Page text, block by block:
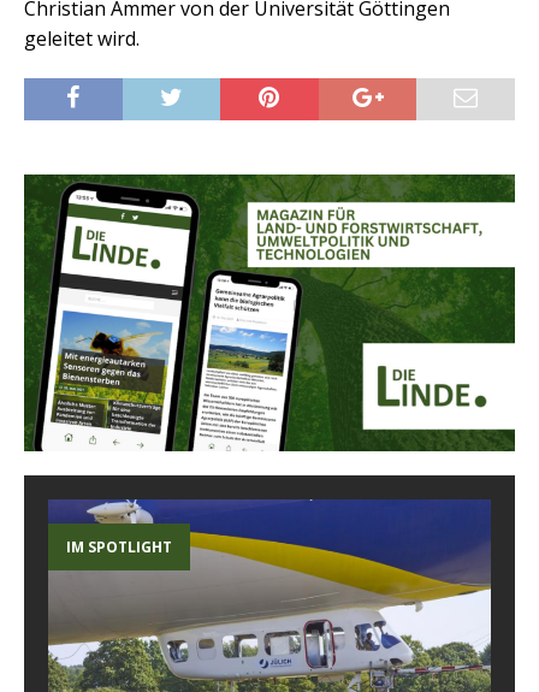
Christian Ammer von der Universität Göttingen
geleitet wird.
IM SPOTLIGHT